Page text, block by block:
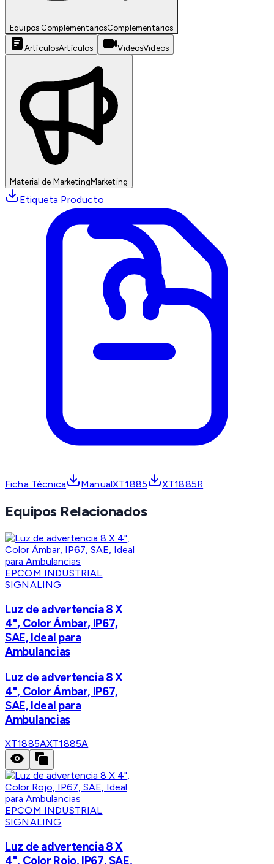
Equipos ComplementariosComplementarios
ArtículosArtículos VideosVideos
Material de MarketingMarketing
Etiqueta Producto
Ficha Técnica ManualXT1885 XT1885R
Equipos Relacionados
EPCOM INDUSTRIAL
SIGNALING
Luz de advertencia 8 X
4", Color Ámbar, IP67,
SAE, Ideal para
Ambulancias
Luz de advertencia 8 X
4", Color Ámbar, IP67,
SAE, Ideal para
Ambulancias
XT1885AXT1885A
EPCOM INDUSTRIAL
SIGNALING
Luz de advertencia 8 X
4", Color Rojo, IP67, SAE,